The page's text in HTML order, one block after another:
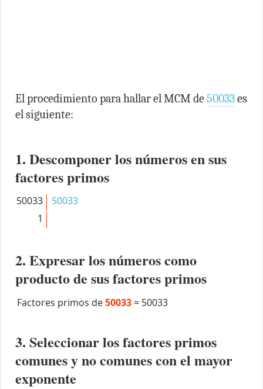
El procedimiento para hallar el MCM de50033es
el siguiente:
1. Descomponer los números en sus
factores primos
50033
50033
1
2. Expresar los números como
producto de sus factores primos
Factores primos de50033 = 50033
3. Seleccionar los factores primos
comunes y no comunes con el mayor
exponente